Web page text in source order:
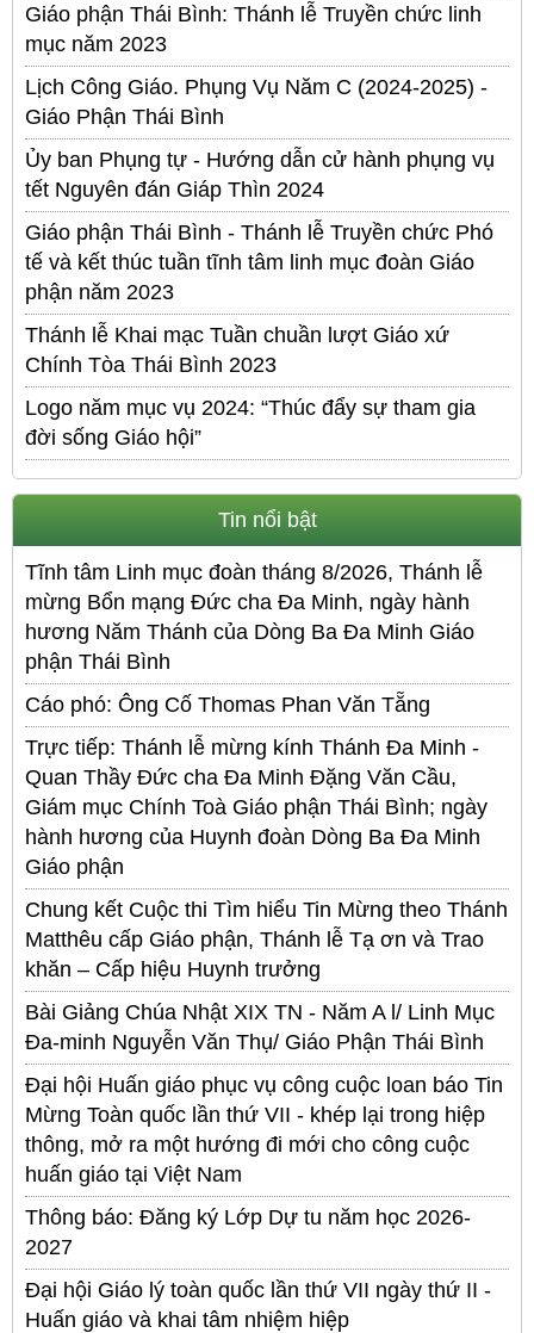
Giáo phận Thái Bình: Thánh lễ Truyền chức linh
mục năm 2023
Lịch Công Giáo. Phụng Vụ Năm C (2024-2025) -
Giáo Phận Thái Bình
Ủy ban Phụng tự - Hướng dẫn cử hành phụng vụ
tết Nguyên đán Giáp Thìn 2024
Giáo phận Thái Bình - Thánh lễ Truyền chức Phó
tế và kết thúc tuần tĩnh tâm linh mục đoàn Giáo
phận năm 2023
Thánh lễ Khai mạc Tuần chuần lượt Giáo xứ
Chính Tòa Thái Bình 2023
Logo năm mục vụ 2024: “Thúc đẩy sự tham gia
đời sống Giáo hội”
Tin nổi bật
Tĩnh tâm Linh mục đoàn tháng 8/2026, Thánh lễ
mừng Bổn mạng Đức cha Đa Minh, ngày hành
hương Năm Thánh của Dòng Ba Đa Minh Giáo
phận Thái Bình
Cáo phó: Ông Cố Thomas Phan Văn Tẵng
Trực tiếp: Thánh lễ mừng kính Thánh Đa Minh -
Quan Thầy Đức cha Đa Minh Đặng Văn Cầu,
Giám mục Chính Toà Giáo phận Thái Bình; ngày
hành hương của Huynh đoàn Dòng Ba Đa Minh
Giáo phận
Chung kết Cuộc thi Tìm hiểu Tin Mừng theo Thánh
Matthêu cấp Giáo phận, Thánh lễ Tạ ơn và Trao
khăn – Cấp hiệu Huynh trưởng
Bài Giảng Chúa Nhật XIX TN - Năm A l/ Linh Mục
Đa-minh Nguyễn Văn Thụ/ Giáo Phận Thái Bình
Đại hội Huấn giáo phục vụ công cuộc loan báo Tin
Mừng Toàn quốc lần thứ VII - khép lại trong hiệp
thông, mở ra một hướng đi mới cho công cuộc
huấn giáo tại Việt Nam
Thông báo: Đăng ký Lớp Dự tu năm học 2026-
2027
Đại hội Giáo lý toàn quốc lần thứ VII ngày thứ II -
Huấn giáo và khai tâm nhiệm hiệp